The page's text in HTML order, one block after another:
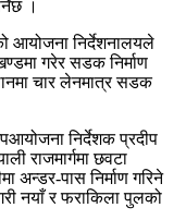
।
आयोजना निर्देशनालयले
गरेर सडक निर्माण
चार लेनमात्र सडक
निर्देशक प्रदीप
राजमार्गमा छवटा
अन्डर-पास निर्माण गरिने
नयाँ र फराकिला पुलको